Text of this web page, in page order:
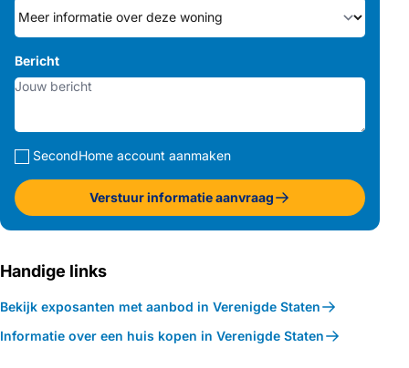
Bericht
SecondHome account aanmaken
Verstuur informatie aanvraag
Handige links
Bekijk exposanten met aanbod in Verenigde Staten
Informatie over een huis kopen in Verenigde Staten